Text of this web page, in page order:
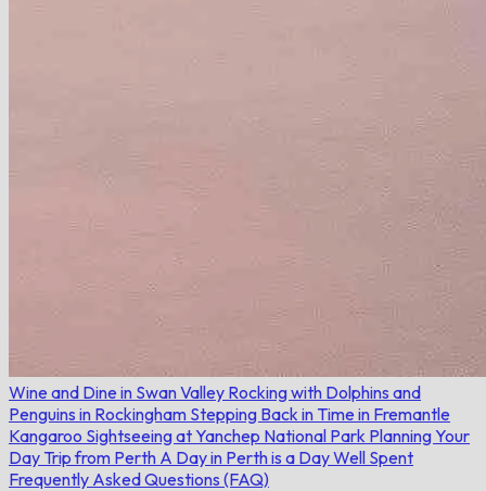
Wine and Dine in Swan Valley Rocking with Dolphins and
Penguins in Rockingham Stepping Back in Time in Fremantle
Kangaroo Sightseeing at Yanchep National Park Planning Your
Day Trip from Perth A Day in Perth is a Day Well Spent
Frequently Asked Questions (FAQ)